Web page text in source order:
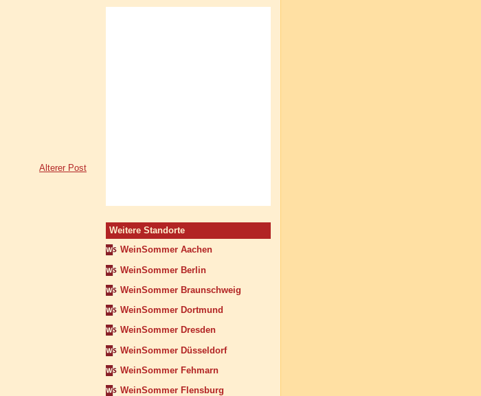
Älterer Post
Weitere Standorte
WeinSommer Aachen
WeinSommer Berlin
WeinSommer Braunschweig
WeinSommer Dortmund
WeinSommer Dresden
WeinSommer Düsseldorf
WeinSommer Fehmarn
WeinSommer Flensburg